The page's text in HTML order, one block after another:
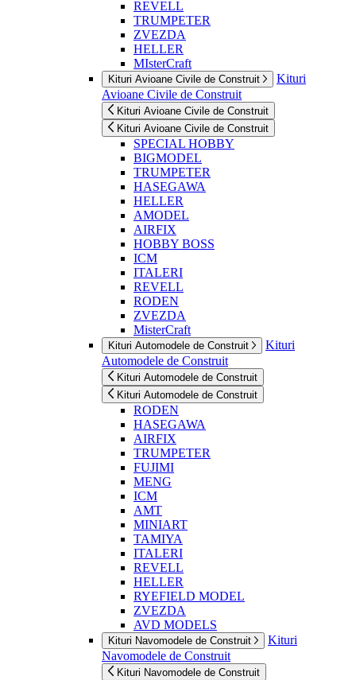
REVELL
TRUMPETER
ZVEZDA
HELLER
MIsterCraft
Kituri Avioane Civile de Construit
Kituri
Avioane Civile de Construit
Kituri Avioane Civile de Construit
Kituri Avioane Civile de Construit
SPECIAL HOBBY
BIGMODEL
TRUMPETER
HASEGAWA
HELLER
AMODEL
AIRFIX
HOBBY BOSS
ICM
ITALERI
REVELL
RODEN
ZVEZDA
MisterCraft
Kituri Automodele de Construit
Kituri
Automodele de Construit
Kituri Automodele de Construit
Kituri Automodele de Construit
RODEN
HASEGAWA
AIRFIX
TRUMPETER
FUJIMI
MENG
ICM
AMT
MINIART
TAMIYA
ITALERI
REVELL
HELLER
RYEFIELD MODEL
ZVEZDA
AVD MODELS
Kituri Navomodele de Construit
Kituri
Navomodele de Construit
Kituri Navomodele de Construit